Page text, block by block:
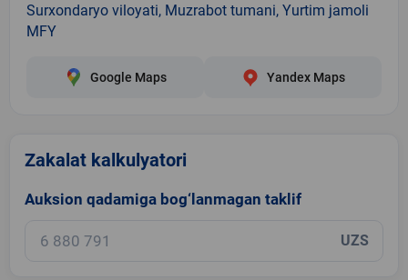
Surxondaryo viloyati, Muzrabot tumani, Yurtim jamoli
MFY
Google Maps Yandex Maps
Zakalat kalkulyatori
Auksion qadamiga bog‘lanmagan taklif
UZS